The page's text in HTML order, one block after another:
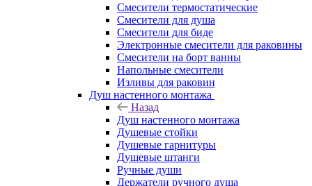
Смесители термостатические
Смесители для душа
Смесители для биде
Электронные смесители для раковины
Смесители на борт ванны
Напольные смесители
Изливы для раковин
Душ настенного монтажа
Назад
Душ настенного монтажа
Душевые стойки
Душевые гарнитуры
Душевые штанги
Ручные души
Держатели ручного душа